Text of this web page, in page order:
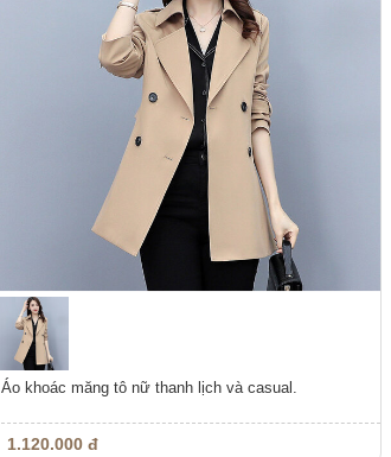
Áo khoác măng tô nữ thanh lịch và casual.
1.120.000 đ